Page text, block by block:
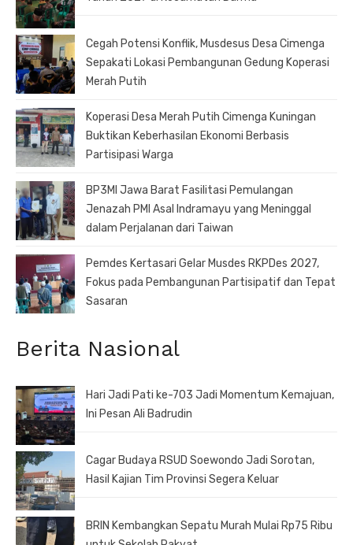
Cegah Potensi Konflik, Musdesus Desa Cimenga
Sepakati Lokasi Pembangunan Gedung Koperasi
Merah Putih
Koperasi Desa Merah Putih Cimenga Kuningan
Buktikan Keberhasilan Ekonomi Berbasis
Partisipasi Warga
BP3MI Jawa Barat Fasilitasi Pemulangan
Jenazah PMI Asal Indramayu yang Meninggal
dalam Perjalanan dari Taiwan
Pemdes Kertasari Gelar Musdes RKPDes 2027,
Fokus pada Pembangunan Partisipatif dan Tepat
Sasaran
Berita Nasional
Hari Jadi Pati ke-703 Jadi Momentum Kemajuan,
Ini Pesan Ali Badrudin
Cagar Budaya RSUD Soewondo Jadi Sorotan,
Hasil Kajian Tim Provinsi Segera Keluar
BRIN Kembangkan Sepatu Murah Mulai Rp75 Ribu